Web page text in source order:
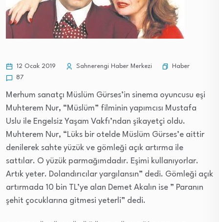
12 Ocak 2019 Sahnerengi Haber Merkezi
Haber
87
Merhum sanatçı Müslüm Gürses’in sinema oyuncusu eşi
Muhterem Nur, “Müslüm” filminin yapımcısı Mustafa
Uslu ile Engelsiz Yaşam Vakfı’ndan şikayetçi oldu.
Muhterem Nur, “Lüks bir otelde Müslüm Gürses’e aittir
denilerek sahte yüzük ve gömleği açık artırma ile
sattılar. O yüzük parmağımdadır. Eşimi kullanıyorlar.
Artık yeter. Dolandırıcılar yargılansın” dedi. Gömleği açık
artırmada 10 bin TL’ye alan Demet Akalın ise ” Paranın
şehit çocuklarına gitmesi yeterli” dedi.